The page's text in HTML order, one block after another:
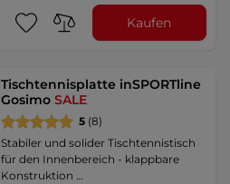
Kaufen
Tischtennisplatte inSPORTline
GosimoSALE
5 (8)
Stabiler und solider Tischtennistisch
für den Innenbereich - klappbare
Konstruktion …